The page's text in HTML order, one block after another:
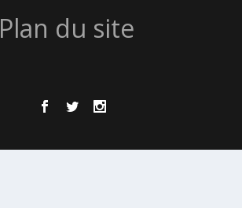
Plan du site